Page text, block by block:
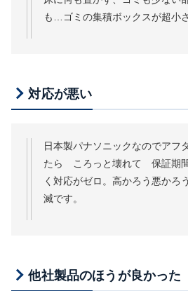
も…ゴミの集積ボックスが超小さ
対応が悪い
日本製パナソニックなのでアフ
たら ころっと壊れて 保証期
く対応がゼロ。高かろう悪かろ
滅です。
他社製品のほうが良かった